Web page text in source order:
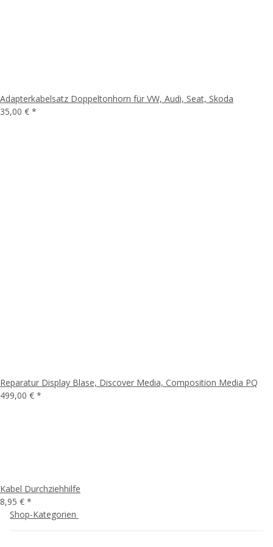
Adapterkabelsatz Doppeltonhorn für VW, Audi, Seat, Skoda
35,00 € *
Reparatur Display Blase, Discover Media, Composition Media PQ
499,00 € *
Kabel Durchziehhilfe
8,95 € *
Shop-Kategorien